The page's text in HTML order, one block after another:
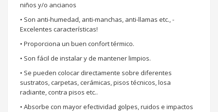
niños y/o ancianos
• Son anti-humedad, anti-manchas, anti-llamas etc., -
Excelentes características!
• Proporciona un buen confort térmico.
• Son fácil de instalar y de mantener limpios.
• Se pueden colocar directamente sobre diferentes
sustratos, carpetas, cerámicas, pisos técnicos, losa
radiante, contra pisos etc..
• Absorbe con mayor efectividad golpes, ruidos e impactos